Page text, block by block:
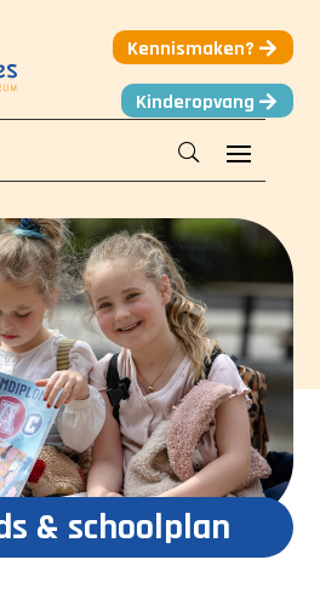
Kennismaken?
Kinderopvang
& schoolplan